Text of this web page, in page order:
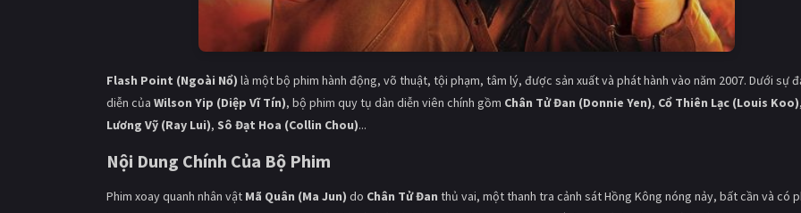
Flash Point (Ngoài Nổ) là một bộ phim hành động, võ thuật, tội phạm, tâm lý, được sản xuất và phát hành vào năm 2007. Dưới sự
diễn của Wilson Yip (Diệp Vĩ Tín), bộ phim quy tụ dàn diễn viên chính gồm Chân Tử Đan (Donnie Yen), Cổ Thiên Lạc (Louis Koo),
Lương Vỹ (Ray Lui), Sô Đạt Hoa (Collin Chou)...
Nội Dung Chính Của Bộ Phim
Phim xoay quanh nhân vật Mã Quân (Ma Jun) do Chân Tử Đan thủ vai, một thanh tra cảnh sát Hồng Kông nóng nảy, bất cần và có